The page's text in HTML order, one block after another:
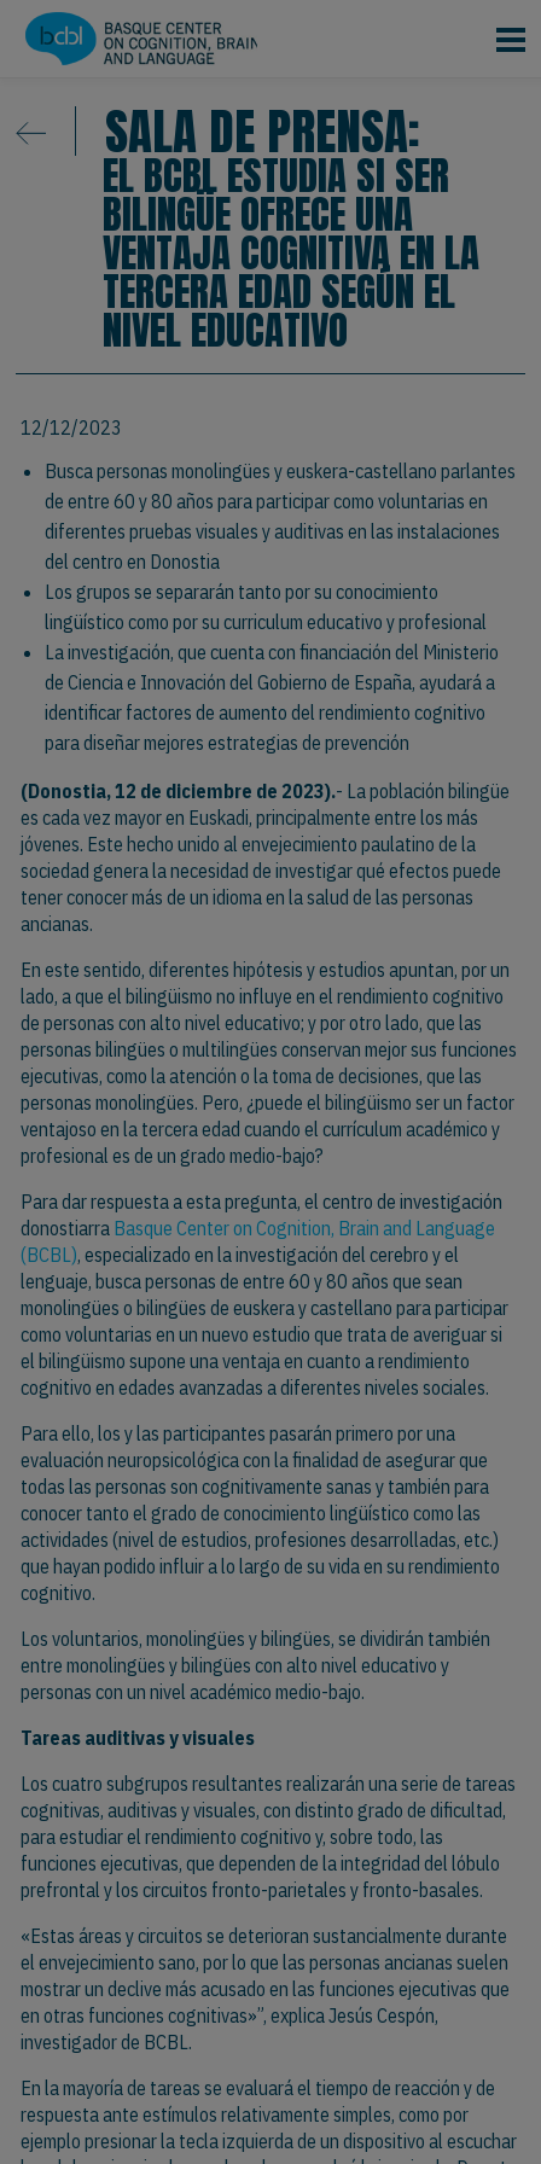
Pasar al contenido principal
SALA DE PRENSA:
EL BCBL ESTUDIA SI SER
BILINGÜE OFRECE UNA
VENTAJA COGNITIVA EN LA
TERCERA EDAD SEGÚN EL
NIVEL EDUCATIVO
12/12/2023
Busca personas monolingües y euskera-castellano parlantes
de entre 60 y 80 años para participar como voluntarias en
diferentes pruebas visuales y auditivas en las instalaciones
del centro en Donostia
Los grupos se separarán tanto por su conocimiento
lingüístico como por su curriculum educativo y profesional
La investigación, que cuenta con financiación del Ministerio
de Ciencia e Innovación del Gobierno de España, ayudará a
identificar factores de aumento del rendimiento cognitivo
para diseñar mejores estrategias de prevención
(Donostia, 12 de diciembre de 2023).- La población bilingüe
es cada vez mayor en Euskadi, principalmente entre los más
jóvenes. Este hecho unido al envejecimiento paulatino de la
sociedad genera la necesidad de investigar qué efectos puede
tener conocer más de un idioma en la salud de las personas
ancianas.
En este sentido, diferentes hipótesis y estudios apuntan, por un
lado, a que el bilingüismo no influye en el rendimiento cognitivo
de personas con alto nivel educativo; y por otro lado, que las
personas bilingües o multilingües conservan mejor sus funciones
ejecutivas, como la atención o la toma de decisiones, que las
personas monolingües. Pero, ¿puede el bilingüismo ser un factor
ventajoso en la tercera edad cuando el currículum académico y
profesional es de un grado medio-bajo?
Para dar respuesta a esta pregunta, el centro de investigación
donostiarra Basque Center on Cognition, Brain and Language
(BCBL), especializado en la investigación del cerebro y el
lenguaje, busca personas de entre 60 y 80 años que sean
monolingües o bilingües de euskera y castellano para participar
como voluntarias en un nuevo estudio que trata de averiguar si
el bilingüismo supone una ventaja en cuanto a rendimiento
cognitivo en edades avanzadas a diferentes niveles sociales.
Para ello, los y las participantes pasarán primero por una
evaluación neuropsicológica con la finalidad de asegurar que
todas las personas son cognitivamente sanas y también para
conocer tanto el grado de conocimiento lingüístico como las
actividades (nivel de estudios, profesiones desarrolladas, etc.)
que hayan podido influir a lo largo de su vida en su rendimiento
cognitivo.
Los voluntarios, monolingües y bilingües, se dividirán también
entre monolingües y bilingües con alto nivel educativo y
personas con un nivel académico medio-bajo.
Tareas auditivas y visuales
Los cuatro subgrupos resultantes realizarán una serie de tareas
cognitivas, auditivas y visuales, con distinto grado de dificultad,
para estudiar el rendimiento cognitivo y, sobre todo, las
funciones ejecutivas, que dependen de la integridad del lóbulo
prefrontal y los circuitos fronto-parietales y fronto-basales.
«Estas áreas y circuitos se deterioran sustancialmente durante
el envejecimiento sano, por lo que las personas ancianas suelen
mostrar un declive más acusado en las funciones ejecutivas que
en otras funciones cognitivas»”, explica Jesús Cespón,
investigador de BCBL.
En la mayoría de tareas se evaluará el tiempo de reacción y de
respuesta ante estímulos relativamente simples, como por
ejemplo presionar la tecla izquierda de un dispositivo al escuchar